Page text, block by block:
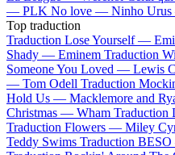
— PLK No love — Ninho
Top traduction
Traduction Lose Yourself —
Shady — Eminem Traduction
Someone You Loved — Lewis
— Tom Odell Traduction
Hold Us — Macklemore and
Christmas — Wham Traduction
Traduction Flowers — Miley
Teddy Swims Traduction